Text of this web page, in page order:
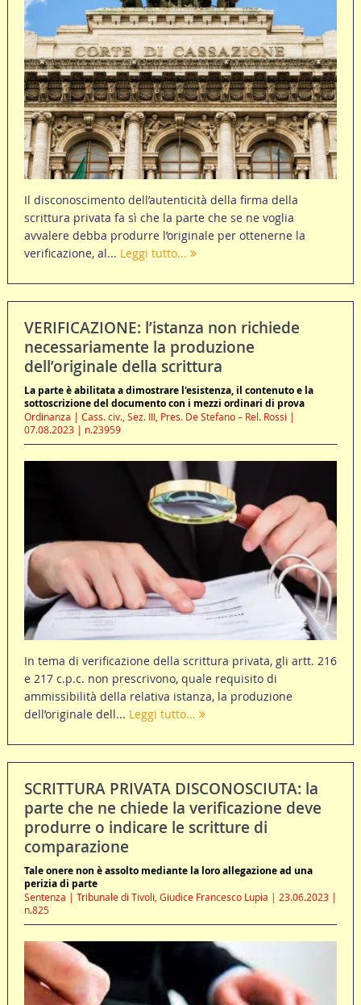
Il disconoscimento dell’autenticità della firma della
scrittura privata fa sì che la parte che se ne voglia
avvalere debba produrre l’originale per ottenerne la
verificazione, al... Leggi tutto...
VERIFICAZIONE: l’istanza non richiede
necessariamente la produzione
dell’originale della scrittura
La parte è abilitata a dimostrare l'esistenza, il contenuto e la
sottoscrizione del documento con i mezzi ordinari di prova
Ordinanza | Cass. civ., Sez. III, Pres. De Stefano – Rel. Rossi |
07.08.2023 | n.23959
In tema di verificazione della scrittura privata, gli artt. 216
e 217 c.p.c. non prescrivono, quale requisito di
ammissibilità della relativa istanza, la produzione
dell’originale dell... Leggi tutto...
SCRITTURA PRIVATA DISCONOSCIUTA: la
parte che ne chiede la verificazione deve
produrre o indicare le scritture di
comparazione
Tale onere non è assolto mediante la loro allegazione ad una
perizia di parte
Sentenza | Tribunale di Tivoli, Giudice Francesco Lupia | 23.06.2023 |
n.825